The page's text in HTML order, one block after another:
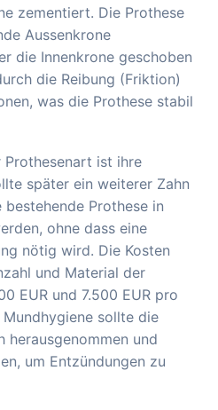
zementiert. Die Prothese
Aussenkrone
die Innenkrone geschoben
die Reibung (Friktion)
was die Prothese stabil
ist ihre
später ein weiterer Zahn
Prothese in
ohne dass eine
nötig wird. Die Kosten
und Material der
EUR und 7.500 EUR pro
sollte die
herausgenommen und
um Entzündungen zu